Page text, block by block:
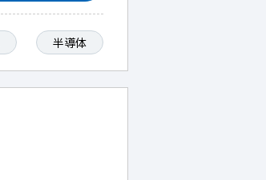
半導体